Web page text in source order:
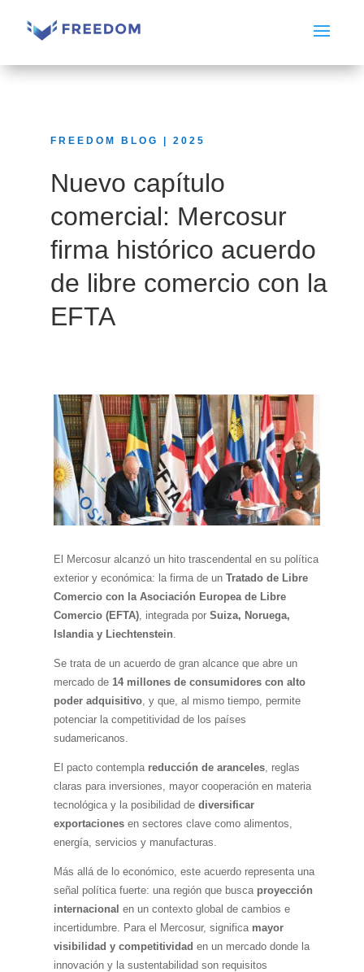
FREEDOM BLOG | 2025
Nuevo capítulo
comercial: Mercosur
firma histórico acuerdo
de libre comercio con la
EFTA
El Mercosur alcanzó un hito trascendental en su política
exterior y económica: la firma de un Tratado de Libre
Comercio con la Asociación Europea de Libre
Comercio (EFTA), integrada por Suiza, Noruega,
Islandia y Liechtenstein
Se trata de un acuerdo de gran alcance que abre un
mercado de 14 millones de consumidores con alto
poder adquisitivo, y que, al mismo tiempo, permite
potenciar la competitividad de los países
sudamericanos.
El pacto contempla reducción de aranceles, reglas
claras para inversiones, mayor cooperación en materia
tecnológica y la posibilidad de diversificar
exportacionesen sectores clave como alimentos,
energía, servicios y manufacturas.
Más allá de lo económico, este acuerdo representa una
señal política fuerte: una región que busca proyección
internacional en un contexto global de cambios e
incertidumbre. Para el Mercosur, significa mayor
visibilidad y competitividad en un mercado donde la
innovación y la sustentabilidad son requisitos